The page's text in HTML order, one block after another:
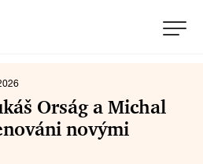
​Orság a Michal
novými